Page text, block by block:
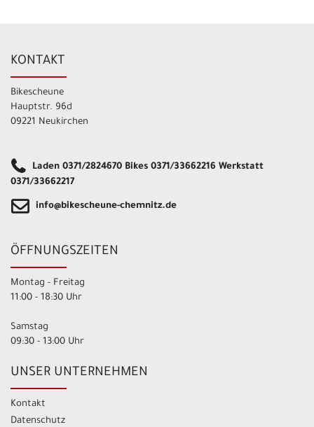
KONTAKT
Bikescheune
Hauptstr. 96d
09221 Neukirchen
Laden 0371/2824670 Bikes 0371/33662216 Werkstatt
0371/33662217
info@bikescheune-chemnitz.de
ÖFFNUNGSZEITEN
Montag - Freitag
11:00 - 18:30 Uhr
Samstag
09:30 - 13:00 Uhr
UNSER UNTERNEHMEN
Kontakt
Datenschutz